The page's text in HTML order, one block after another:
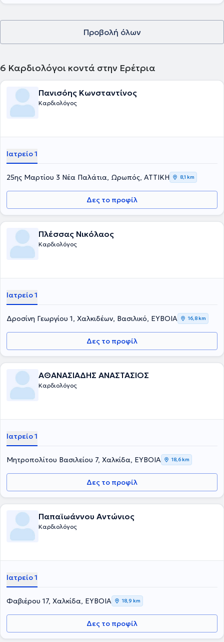
Προβολή όλων
6 Καρδιολόγοι κοντά στην Ερέτρια
Πανισόης Κωνσταντίνος
Καρδιολόγος
Ιατρείο 1
25ης Μαρτίου 3 Νέα Παλάτια, Ωρωπός, ΑΤΤΙΚΗ 8,1 km
Δες το προφίλ
Πλέσσας Νικόλαος
Καρδιολόγος
Ιατρείο 1
Δροσίνη Γεωργίου 1, Χαλκιδέων, Βασιλικό, ΕΥΒΟΙΑ 16,8 km
Δες το προφίλ
ΑΘΑΝΑΣΙΑΔΗΣ ΑΝΑΣΤΑΣΙΟΣ
Καρδιολόγος
Ιατρείο 1
Μητροπολίτου Βασιλείου 7, Χαλκίδα, ΕΥΒΟΙΑ 18,6 km
Δες το προφίλ
Παπαϊωάννου Αντώνιος
Καρδιολόγος
Ιατρείο 1
Φαβιέρου 17, Χαλκίδα, ΕΥΒΟΙΑ 18,9 km
Δες το προφίλ